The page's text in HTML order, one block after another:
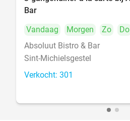
food
food
Bar
Vandaag
Morgen Zo
Do
Absoluut Bistro & Bar
Sint-Michielsgestel
Verkocht: 301